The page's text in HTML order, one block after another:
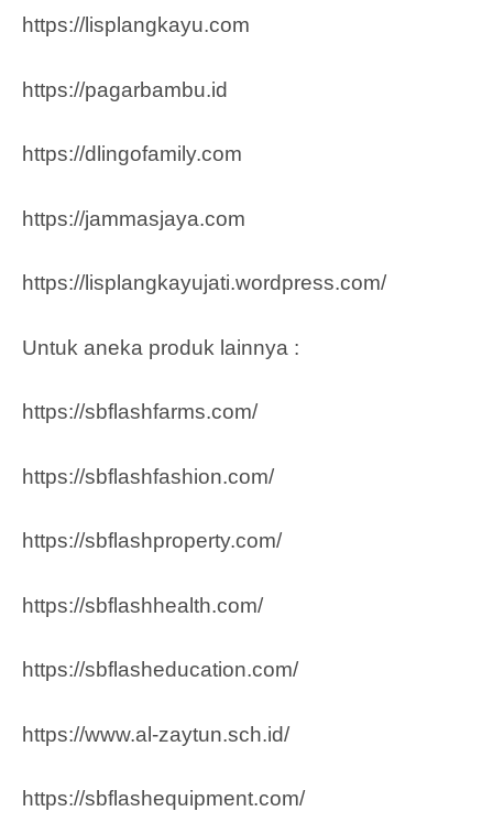
https://lisplangkayu.com
https://pagarbambu.id
https://dlingofamily.com
https://jammasjaya.com
https://lisplangkayujati.wordpress.com/
Untuk aneka produk lainnya :
https://sbflashfarms.com/
https://sbflashfashion.com/
https://sbflashproperty.com/
https://sbflashhealth.com/
https://sbflasheducation.com/
https://www.al-zaytun.sch.id/
https://sbflashequipment.com/